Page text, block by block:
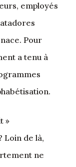
employés
Pour
a tenu à
»
Loin de là,
ne